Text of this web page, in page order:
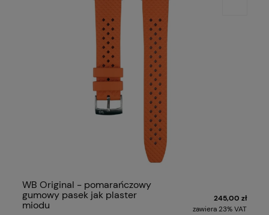
WB Original - pomarańczowy
gumowy pasek jak plaster
miodu
245,00 zł
zawiera 23% VAT